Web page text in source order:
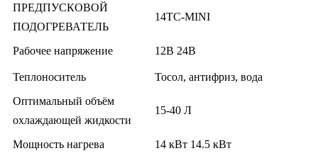
ПРЕДПУСКОВОЙ
ПОДОГРЕВАТЕЛЬ
14TC-MINI
Рабочее напряжение 12В 24В
Теплоноситель
Тосол, антифриз, вода
Оптимальный объём
охлаждающей жидкости
15-40 Л
Мощность нагрева 14 кВт 14.5 кВт